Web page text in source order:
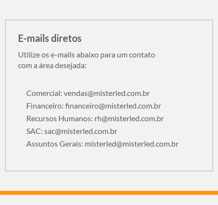
E-mails diretos
Utilize os e-mails abaixo para um contato
com a área desejada:
Comercial: vendas@misterled.com.br
Financeiro: financeiro@misterled.com.br
Recursos Humanos: rh@misterled.com.br
SAC: sac@misterled.com.br
Assuntos Gerais: misterled@misterled.com.br